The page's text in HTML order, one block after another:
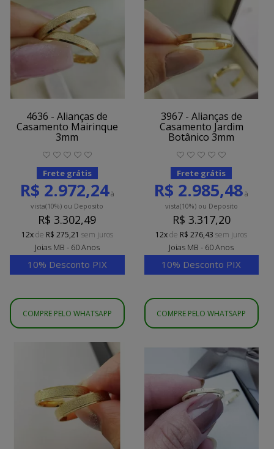
4636 - Alianças de
Casamento Mairinque
3mm
Frete grátis
R$ 2.972,24à
vista(10%) ou Deposito
R$ 3.302,49
12xde R$ 275,21 sem juros
Joias MB - 60 Anos
10% Desconto PIX
COMPRE PELO WHATSAPP
3967 - Alianças de
Casamento Jardim
Botânico 3mm
Frete grátis
R$ 2.985,48 à
vista(10%)ou Deposito
R$ 3.317,20
12xde R$ 276,43 sem juros
Joias MB - 60 Anos
10% Desconto PIX
COMPRE PELO WHATSAPP